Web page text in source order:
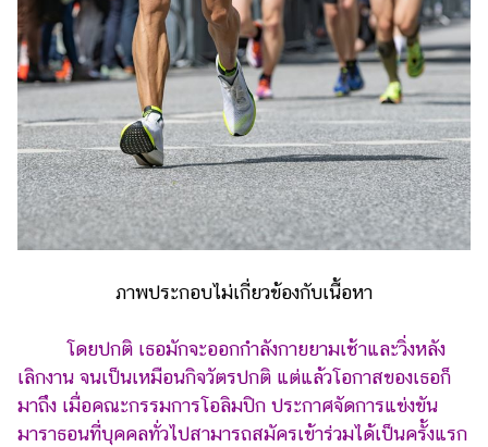
แอปฯ
กระปุก
คอร์ส
เรียน
เลข
ออนไลน์
ติดต่อ
โฆษณา
งาน
กับ
เรา
ภาพประกอบไม่เกี่ยวข้องกับเนื้อหา
โดยปกติ เธอมักจะออกกำลังกายยามเช้าและวิ่งหลัง
เลิกงาน จนเป็นเหมือนกิจวัตรปกติ แต่แล้วโอกาสของเธอก็
มาถึง เมื่อคณะกรรมการโอลิมปิก ประกาศจัดการแข่งขัน
มาราธอนที่บุคคลทั่วไปสามารถสมัครเข้าร่วมได้เป็นครั้งแรก